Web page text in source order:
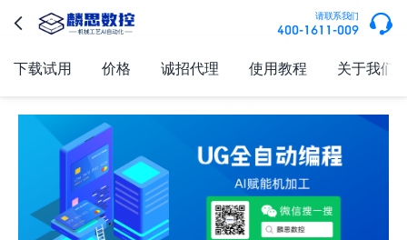
 请联系我们
400-1611-009 
下载试用 价格 诚招代理 使用教程 关于我们